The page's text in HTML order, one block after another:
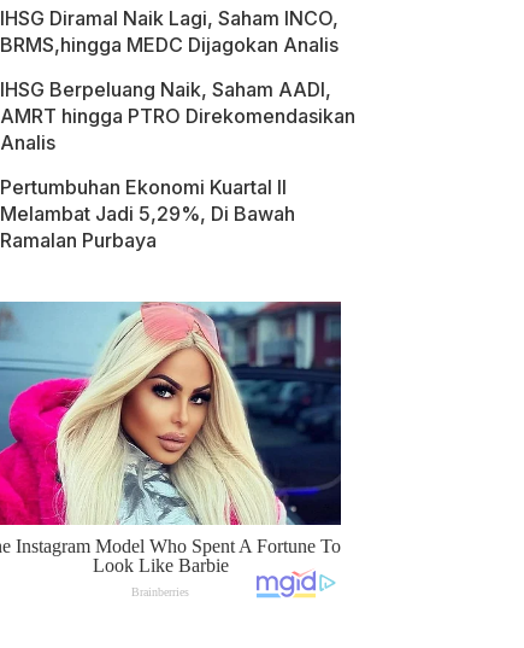
IHSG Diramal Naik Lagi, Saham INCO,
BRMS,hingga MEDC Dijagokan Analis
IHSG Berpeluang Naik, Saham AADI,
AMRT hingga PTRO Direkomendasikan
Analis
Pertumbuhan Ekonomi Kuartal II
Melambat Jadi 5,29%, Di Bawah
Ramalan Purbaya